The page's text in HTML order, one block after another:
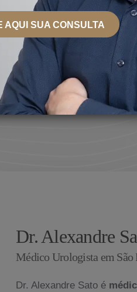
o Brasil e exterior
.
para o seu caso,
Dr. Alexandre
Médico Urologista em São
Dr. Alexandre Sato é
AQUI SUA CONSULTA